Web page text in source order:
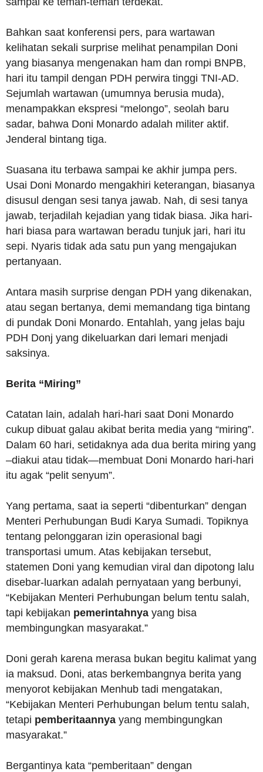
Bahkan saat konferensi pers, para wartawan
kelihatan sekali surprise melihat penampilan Doni
yang biasanya mengenakan ham dan rompi BNPB,
hari itu tampil dengan PDH perwira tinggi TNI-AD.
Sejumlah wartawan (umumnya berusia muda),
menampakkan ekspresi “melongo”, seolah baru
sadar, bahwa Doni Monardo adalah militer aktif.
Jenderal bintang tiga.
Suasana itu terbawa sampai ke akhir jumpa pers.
Usai Doni Monardo mengakhiri keterangan, biasanya
disusul dengan sesi tanya jawab. Nah, di sesi tanya
jawab, terjadilah kejadian yang tidak biasa. Jika hari-
hari biasa para wartawan beradu tunjuk jari, hari itu
sepi. Nyaris tidak ada satu pun yang mengajukan
pertanyaan.
Antara masih surprise dengan PDH yang dikenakan,
atau segan bertanya, demi memandang tiga bintang
di pundak Doni Monardo. Entahlah, yang jelas baju
PDH Donj yang dikeluarkan dari lemari menjadi
saksinya.
Berita “Miring”
Catatan lain, adalah hari-hari saat Doni Monardo
cukup dibuat galau akibat berita media yang “miring”.
Dalam 60 hari, setidaknya ada dua berita miring yang
–diakui atau tidak—membuat Doni Monardo hari-hari
itu agak “pelit senyum”.
Yang pertama, saat ia seperti “dibenturkan” dengan
Menteri Perhubungan Budi Karya Sumadi. Topiknya
tentang pelonggaran izin operasional bagi
transportasi umum. Atas kebijakan tersebut,
statemen Doni yang kemudian viral dan dipotong lalu
disebar-luarkan adalah pernyataan yang berbunyi,
“Kebijakan Menteri Perhubungan belum tentu salah,
tapi kebijakan pemerintahnya yang bisa
membingungkan masyarakat.”
Doni gerah karena merasa bukan begitu kalimat yang
ia maksud. Doni, atas berkembangnya berita yang
menyorot kebijakan Menhub tadi mengatakan,
“Kebijakan Menteri Perhubungan belum tentu salah,
tetapi pemberitaannya yang membingungkan
masyarakat.”
Bergantinya kata “pemberitaan” dengan